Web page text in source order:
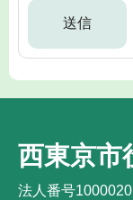
西東京市
法人番号